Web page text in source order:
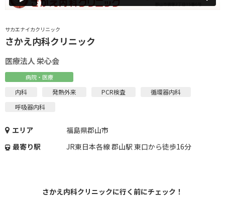
サカエナイカクリニック
さかえ内科クリニック
医療法人 栄心会
病院・医療
内科 発熱外来 PCR検査
循環器内科
呼吸器内科
エリア
福島県郡山市
最寄り駅
JR東日本各線 郡山駅 東口から徒歩16分
さかえ内科クリニックに行く前にチェック！